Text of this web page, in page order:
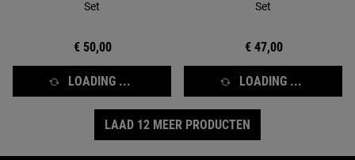
Set
€ 50,00
LOADING ...
Set
€ 47,00
LOADING ...
LAAD 12 MEER PRODUCTEN